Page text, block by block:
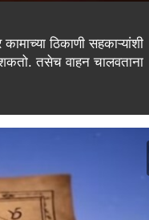
ठिकाणी सहकाऱ्यांशी
तसेच वाहन चालवताना